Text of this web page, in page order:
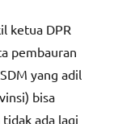
ketua DPR
pembauran
yang adil
bisa
ada lagi